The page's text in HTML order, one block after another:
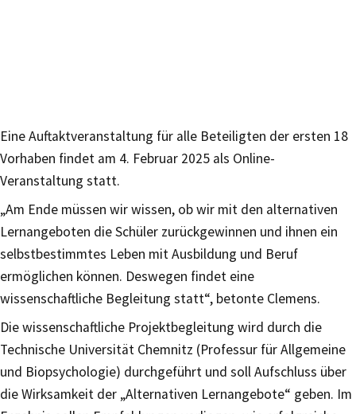
Eine Auftaktveranstaltung für alle Beteiligten der ersten 18
Vorhaben findet am 4. Februar 2025 als Online-
Veranstaltung statt.
„Am Ende müssen wir wissen, ob wir mit den alternativen
Lernangeboten die Schüler zurückgewinnen und ihnen ein
selbstbestimmtes Leben mit Ausbildung und Beruf
ermöglichen können. Deswegen findet eine
wissenschaftliche Begleitung statt“, betonte Clemens.
Die wissenschaftliche Projektbegleitung wird durch die
Technische Universität Chemnitz (Professur für Allgemeine
und Biopsychologie) durchgeführt und soll Aufschluss über
die Wirksamkeit der „Alternativen Lernangebote“ geben. Im